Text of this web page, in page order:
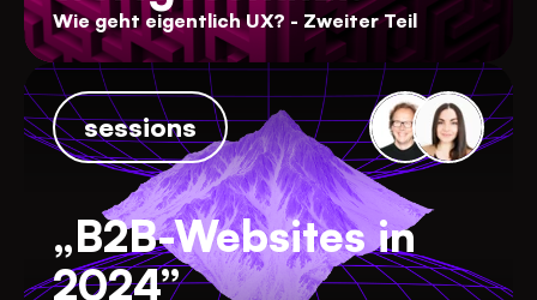
Wie geht eigentlich UX? - Zweiter Teil
sessions
„B2B-Websites in
2024”